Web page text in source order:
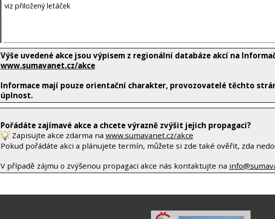
viz přiložený letáček
Výše uvedené akce jsou výpisem z regionální databáze akcí na
www.sumavanet.cz/akce
Informace mají pouze orientační charakter, provozovatelé těchto
úplnost.
Pořádáte zajímavé akce a chcete výrazně zvýšit jejich propagaci?
Zapisujte akce zdarma na www.sumavanet.cz/akce
Pokud pořádáte akci a plánujete termín, můžete si zde také ověřit, zda
V případě zájmu o zvýšenou propagaci akce nás kontaktujte na